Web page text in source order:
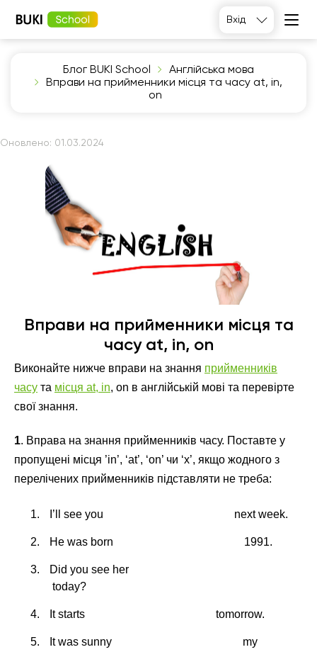
Вхід
Блог BUKI School
Англійська мова
Вправи на прийменники місця та часу at, in,
on
Оновлено: 01.03.2024
Вправи на прийменники місця та
часу at, in, on
Виконайте нижче вправи на знання прийменників
часу та місця at, in, on в англійській мові та перевірте
свої знання.
1. Вправа на знання прийменників часу. Поставте у
пропущені місця ’in’, ‘at’, ‘on’ чи ‘х’, якщо жодного з
перелічених прийменників підставляти не треба:
I’ll see you next week.
He was born 1991.
Did you see her
today?
It starts tomorrow.
It was sunny
my